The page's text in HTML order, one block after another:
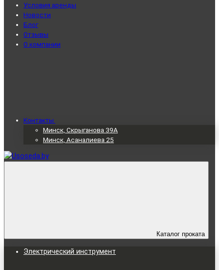
Условия аренды
Новости
Блог
Отзывы
О компании
Контакты
Минск, Скрыганова 39А
Минск, Асаналиева 25
Каталог проката
Электрический инструмент